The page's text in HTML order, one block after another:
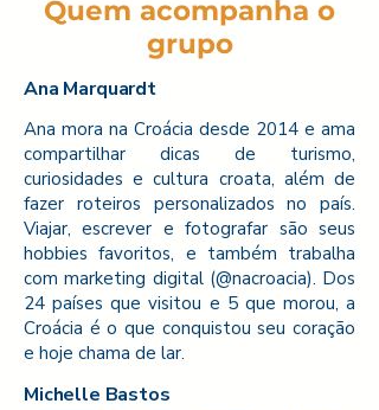
Quem acompanha o
grupo
Ana Marquardt
Ana mora na Croácia desde 2014 e ama
compartilhar dicas de turismo,
curiosidades e cultura croata, além de
fazer roteiros personalizados no país.
Viajar, escrever e fotografar são seus
hobbies favoritos, e também trabalha
com marketing digital (@nacroacia). Dos
24 países que visitou e 5 que morou, a
Croácia é o que conquistou seu coração
e hoje chama de lar.
Michelle Bastos